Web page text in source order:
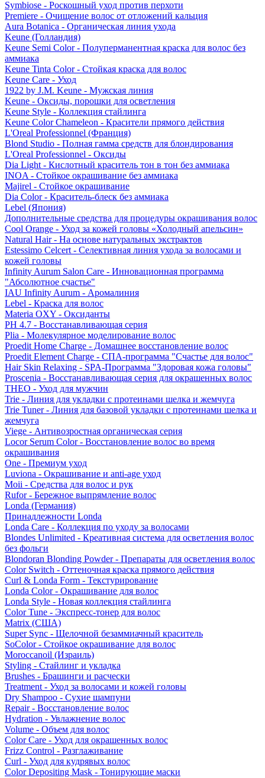
Symbiose - Роскошный уход против перхоти
Premiere - Очищение волос от отложений кальция
Aura Botanica - Органическая линия ухода
Keune (Голландия)
Keune Semi Color - Полуперманентная краска для волос без
аммиака
Keune Tinta Color - Стойкая краска для волос
Keune Care - Уход
1922 by J.M. Keune - Мужская линия
Keune - Оксиды, порошки для осветления
Keune Style - Коллекция стайлинга
Keune Color Chameleon - Красители прямого действия
L'Oreal Professionnel (Франция)
Blond Studio - Полная гамма средств для блондирования
L'Oreal Professionnel - Оксиды
Dia Light - Кислотный краситель тон в тон без аммиака
INOA - Стойкое окрашивание без аммиака
Majirel - Стойкое окрашивание
Dia Color - Краситель-блеск без аммиака
Lebel (Япония)
Дополнительные средства для процедуры окрашивания волос
Cool Orange - Уход за кожей головы «Холодный апельсин»
Natural Hair - На основе натуральных экстрактов
Estessimo Celcert - Селективная линия ухода за волосами и
кожей головы
Infinity Aurum Salon Care - Инновационная программа
"Абсолютное счастье"
IAU Infinity Aurum - Аромалиния
Lebel - Краска для волос
Materia OXY - Оксиданты
PH 4.7 - Восстанавливающая серия
Plia - Молекулярное моделирование волос
Proedit Home Charge - Домашнее восстановление волос
Proedit Element Charge - СПА-программа "Счастье для волос"
Hair Skin Relaxing - SPA-Программа "Здоровая кожа головы"
Proscenia - Восстанавливающая серия для окрашенных волос
THEO - Уход для мужчин
Trie - Линия для укладки с протеинами шелка и жемчуга
Trie Tuner - Линия для базовой укладки с протеинами шелка и
жемчуга
Viege - Антивозростная органическая серия
Locor Serum Color - Восстановление волос во время
окрашивания
One - Премиум уход
Luviona - Окрашивание и anti-age уход
Moii - Средства для волос и рук
Rufor - Бережное выпрямление волос
Londa (Германия)
Принадлежности Londa
Londa Care - Коллекция по уходу за волосами
Blondes Unlimited - Креативная система для осветления волос
без фольги
Blondoran Blonding Powder - Препараты для осветления волос
Color Switch - Оттеночная краска прямого действия
Curl & Londa Form - Текстурирование
Londa Color - Окрашивание для волос
Londa Style - Новая коллекция стайлинга
Color Tune - Экспресс-тонер для волос
Matrix (США)
Super Sync - Щелочной безаммиачный краситель
SoColor - Стойкое окрашивание для волос
Moroccanoil (Израиль)
Styling - Стайлинг и укладка
Brushes - Брашинги и расчески
Treatment - Уход за волосами и кожей головы
Dry Shampoo - Сухие шампуни
Repair - Восстановление волос
Hydration - Увлажнение волос
Volume - Объем для волос
Color Care - Уход для окрашенных волос
Frizz Control - Разглаживание
Curl - Уход для кудрявых волос
Color Depositing Mask - Тонирующие маски